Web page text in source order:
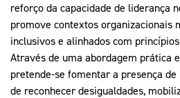
Educação pelos Valores Olímpicos
Marketing
Media
Documentos
Arquivo
Mais
reforço da capacidade de liderança
promove contextos organizacionais
inclusivos e alinhados com
Através de uma abordagem prática
pretende-se fomentar a presença
de reconhecer desigualdades,